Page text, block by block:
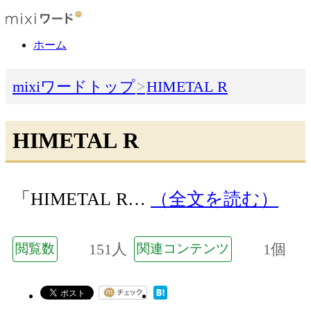
ホーム
mixiワードトップ HIMETAL R
HIMETAL R
「HIMETAL R… （全文を読む）
閲覧数 151人 関連コンテンツ 1個